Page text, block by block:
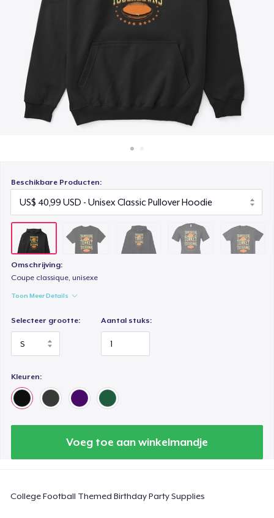
Beschikbare Producten:
Omschrijving:
Coupe classique, unisexe
Toon Meer Details
Selecteer grootte: Aantal stuks:
Kleuren:
Voeg toe aan winkelmandje
College Football Themed Birthday Party Supplies
Unisex Premium Pullover Hoodie
Bella Canvas 3001 | Classic Unisex Jersey T-Shirt
Comfort Tee
US$ 23,99
Women's Classic Tee
US$ 23,99
Heavy Tee
US$ 44,99
Classic Long Sleeve Tee
US$ 30,99
US$ 24,99